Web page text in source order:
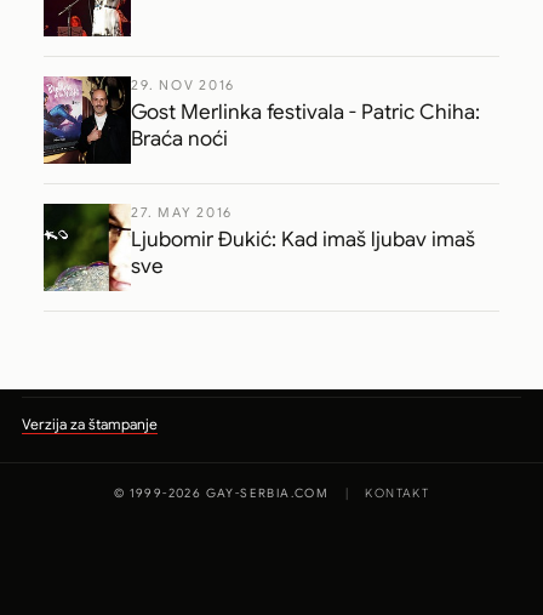
29. NOV 2016
Gost Merlinka festivala - Patric Chiha:
Braća noći
27. MAY 2016
Ljubomir Đukić: Kad imaš ljubav imaš
sve
Verzija za štampanje
© 1999-2026 GAY-SERBIA.COM KONTAKT